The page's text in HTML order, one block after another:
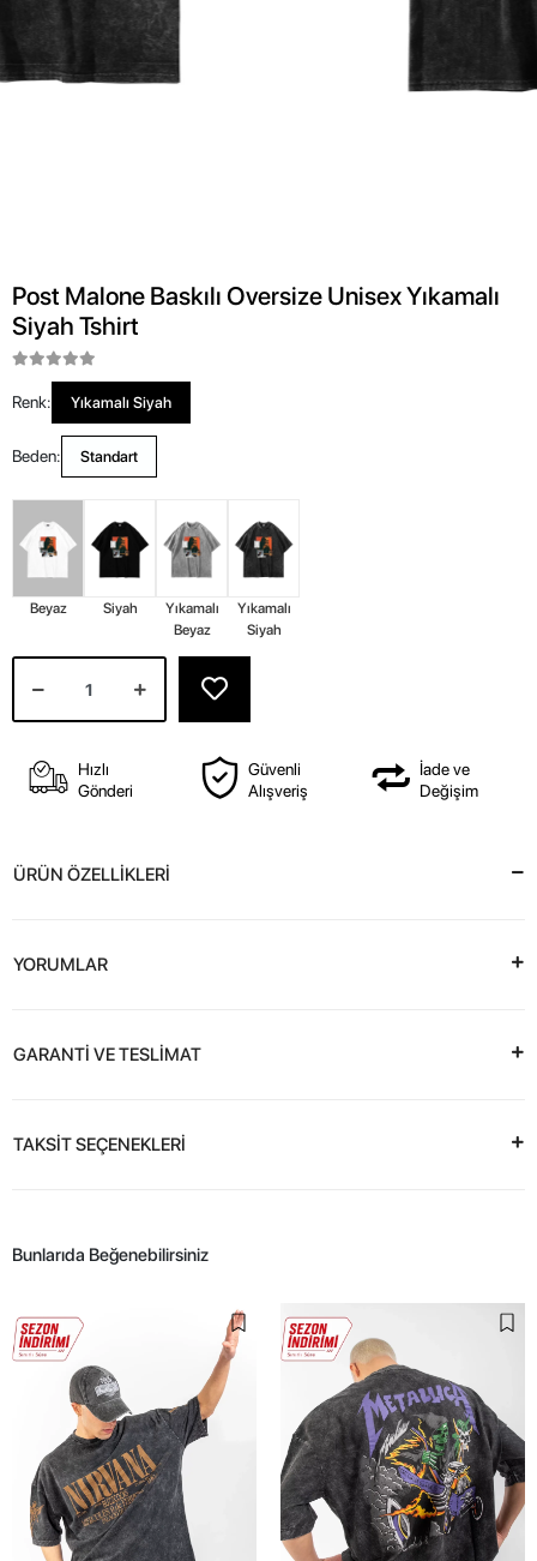
Post Malone Baskılı Oversize Unisex Yıkamalı
Siyah Tshirt
Renk: Yıkamalı Siyah
Beden: Standart
Beyaz Siyah
Yıkamalı
Beyaz
Yıkamalı
Siyah
Hızlı
Gönderi
Güvenli
Alışveriş
İade ve
Değişim
ÜRÜN ÖZELLİKLERİ
YORUMLAR
GARANTİ VE TESLİMAT
TAKSİT SEÇENEKLERİ
Bunlarıda Beğenebilirsiniz